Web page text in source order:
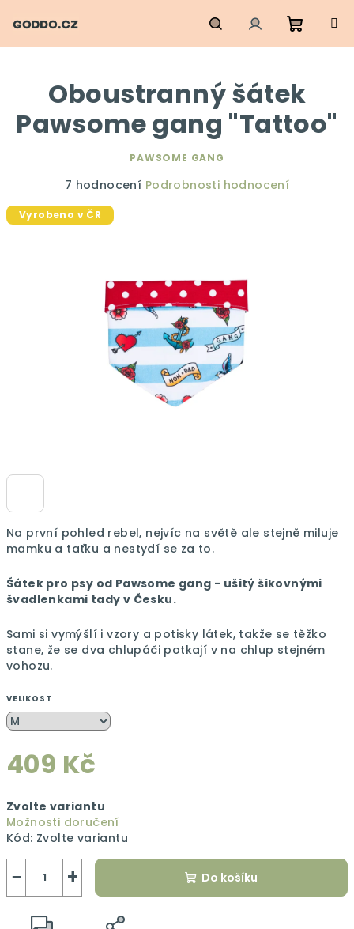
na
HledatPřihlášení
košík
Na první pohled rebel, nejvíc na světě ale stejně miluje
mamku a taťku a nestydí se za to.
Šátek pro psy od Pawsome gang - ušitý šikovnými
švadlenkami tady v Česku.
Sami si vymýšlí i vzory a potisky látek, takže se těžko
stane, že se dva chlupáči potkají v na chlup stejném
vohozu.
VELIKOST
409 Kč
cena:
Zvolte variantu
Možnosti doručení
Kód: Zvolte variantu
+
− Do košíku
Oboustranný šátek
Pawsome gang "Tattoo"
PAWSOME GANG
Průměrné
produktu
hvězdiček.
7 hodnocení Podrobnosti hodnocení
Vyrobeno v ČR